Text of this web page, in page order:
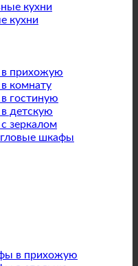
кухни
кухни
прихожую
комнату
гостиную
детскую
зеркалом
шкафы
в прихожую